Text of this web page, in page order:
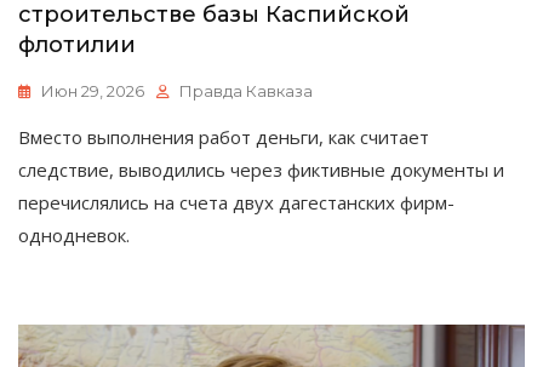
строительстве базы Каспийской
флотилии
Июн 29, 2026 Правда Кавказа
Вместо выполнения работ деньги, как считает
следствие, выводились через фиктивные документы и
перечислялись на счета двух дагестанских фирм-
однодневок.